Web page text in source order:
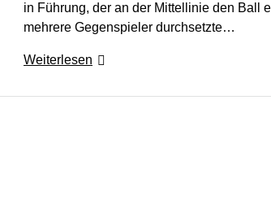
in Führung, der an der Mittellinie den Ball
mehrere Gegenspieler durchsetzte…
Weiterlesen